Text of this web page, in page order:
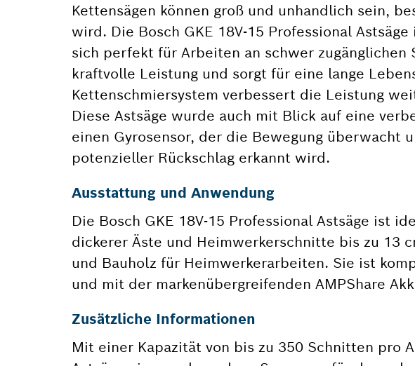
Kettensägen können groß und unhandlich sein,
wird. Die Bosch GKE 18V-15 Professional
sich perfekt für Arbeiten an schwer
kraftvolle Leistung und sorgt für eine lange
Kettenschmiersystem verbessert die Leistung
Diese Astsäge wurde auch mit Blick auf eine
einen Gyrosensor, der die Bewegung überwacht
potenzieller Rückschlag erkannt wird.
Ausstattung und Anwendung
Die Bosch GKE 18V-15 Professional Astsäge ist
dickerer Äste und Heimwerkerschnitte bis zu 13
und Bauholz für Heimwerkerarbeiten. Sie ist
und mit der markenübergreifenden AMPShare
Zusätzliche Informationen
Mit einer Kapazität von bis zu 350 Schnitten pro